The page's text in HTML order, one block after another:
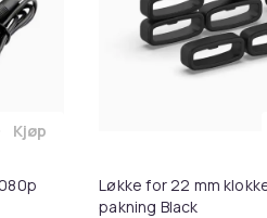
Legg SCART til HDMI-omformer
Kjøp
Løkke for 22 mm
pakning Black